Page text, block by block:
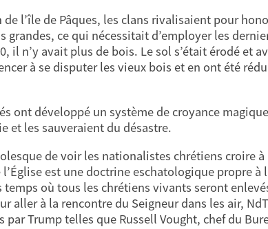
l’île de Pâques, les clans rivalisaient pour
grandes, ce qui nécessitait d’employer les
il n’y avait plus de bois. Le sol s’était érodé et
à se disputer les vieux bois et en ont été
ont développé un système de croyance
et les sauveraient du désastre.
de voir les nationalistes chrétiens croire à
l’Église est une doctrine eschatologique propre
où tous les chrétiens vivants seront
aller à la rencontre du Seigneur dans les air,
par Trump telles que Russell Vought, chef du